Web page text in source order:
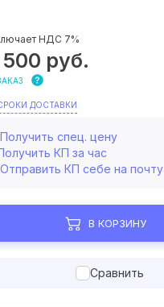
НДС 7%
500 руб.
ДОСТАВКИ
Получить спец. цену
КП за час
Отправить КП себе на почту
В КОРЗИНУ
Сравнить